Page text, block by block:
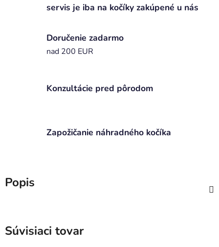
servis je iba na kočíky zakúpené u nás
Doručenie zadarmo
nad 200 EUR
Konzultácie pred pôrodom
Zapožičanie náhradného kočíka
Popis
Súvisiaci tovar